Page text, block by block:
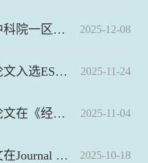
我院青年教师董涵敏在中科院一区TOP期刊Business Strategy and the Environment发表封面论文 2025-12-08
我院赵晓梦副教授合作论文入选ESI高被引数据库 2025-11-24
我院赵仲匡副教授合作论文在《经济学（季刊）》正式发表 2025-11-04
我院涂正革教授合作论文在Journal of Asian Economics正式发表 2025-10-18